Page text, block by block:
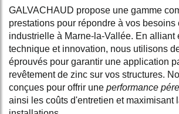
GALVACHAUD propose une gamme
prestations pour répondre à vos
industrielle à Marne-la-Vallée. En alliant
technique et innovation, nous utilisons
éprouvés pour garantir une application
revêtement de zinc sur vos structures.
conçues pour offrir une performance
ainsi les coûts d'entretien et maximisant